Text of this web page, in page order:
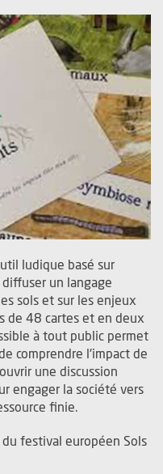
ludique basé sur
un langage
sols et sur les enjeux
de 48 cartes et en deux
à tout public permet
comprendre l'impact de
une discussion
engager la société vers
finie.
du festival européen Sols